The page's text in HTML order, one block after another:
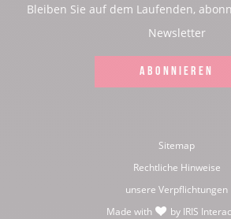
FacebookInstagramYoutube
Bleiben Sie auf dem Laufenden,
Newsletter
ABONNIEREN
Sitemap
Rechtliche Hinweise
unsere Verpflichtungen
Made with
by IRIS